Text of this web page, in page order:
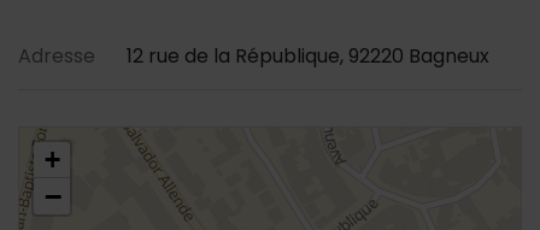
Contenu de la fiche
Adresse 12 rue de la République, 92220 Bagneux
48.795536,2.301046
+
−